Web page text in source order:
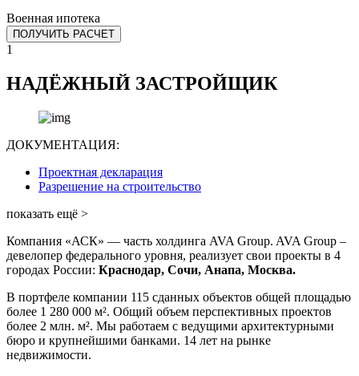
Военная ипотека
ПОЛУЧИТЬ РАСЧЕТ
1
НАДЁЖНЫЙ ЗАСТРОЙЩИК
ДОКУМЕНТАЦИЯ:
Проектная декларация
Разрешение на строительство
показать ещё >
Компания «АСК» — часть холдинга AVA Group. AVA Group –
девелопер федерального уровня, реализует свои проекты в 4
городах России: Краснодар, Сочи, Анапа, Москва.
В портфеле компании 115 сданных объектов общей площадью
более 1 280 000 м². Общий объем перспективных проектов
более 2 млн. м². Мы работаем с ведущими архитектурными
бюро и крупнейшими банками. 14 лет на рынке
недвижимости.